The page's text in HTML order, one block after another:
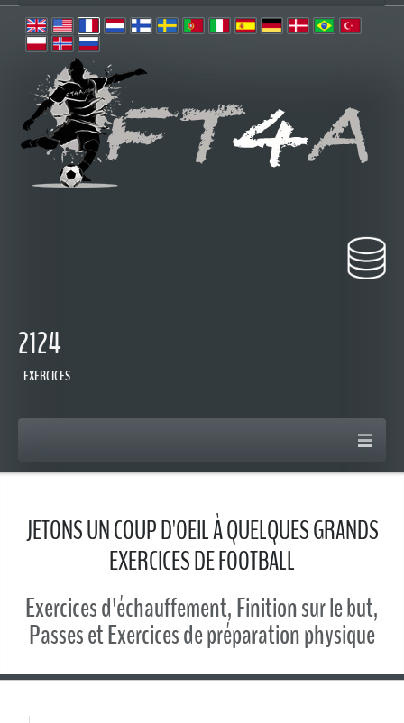
2124
EXERCICES
JETONS UN COUP D'OEIL À QUELQUES GRANDS
EXERCICES DE FOOTBALL
Exercices d'échauffement, Finition sur le but,
Passes et Exercices de préparation physique